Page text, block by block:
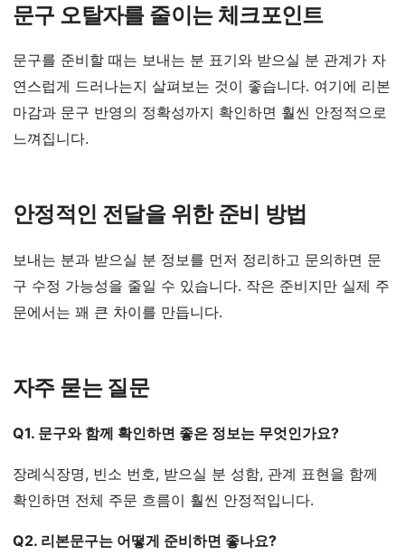
문구 오탈자를 줄이는 체크포인트
문구를 준비할 때는 보내는 분 표기와 받으실 분 관계가 자
연스럽게 드러나는지 살펴보는 것이 좋습니다. 여기에 리본
마감과 문구 반영의 정확성까지 확인하면 훨씬 안정적으로
느껴집니다.
안정적인 전달을 위한 준비 방법
보내는 분과 받으실 분 정보를 먼저 정리하고 문의하면 문
구 수정 가능성을 줄일 수 있습니다. 작은 준비지만 실제 주
문에서는 꽤 큰 차이를 만듭니다.
자주 묻는 질문
Q1. 문구와 함께 확인하면 좋은 정보는 무엇인가요?
장례식장명, 빈소 번호, 받으실 분 성함, 관계 표현을 함께
확인하면 전체 주문 흐름이 훨씬 안정적입니다.
Q2. 리본문구는 어떻게 준비하면 좋나요?